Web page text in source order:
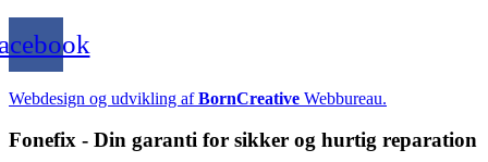
Webdesign og udvikling afBornCreative Webbureau.
Fonefix - Din garanti for sikker og hurtig reparation